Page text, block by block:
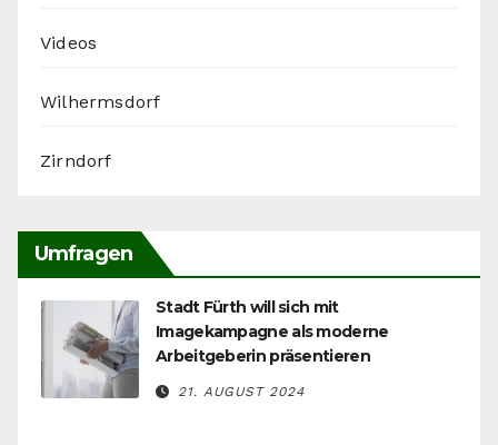
Videos
Wilhermsdorf
Zirndorf
Umfragen
Stadt Fürth will sich mit
Imagekampagne als moderne
Arbeitgeberin präsentieren
21. AUGUST 2024